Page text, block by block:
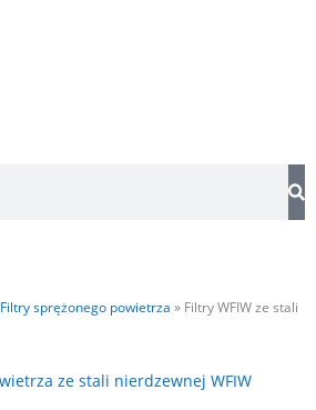
Filtry sprężonego powietrza » Filtry WFIW ze stali